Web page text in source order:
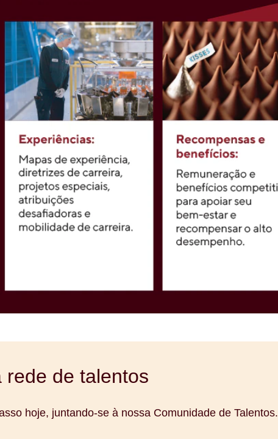
de talentos
hoje, juntando-se à nossa Comunidade de Talentos.